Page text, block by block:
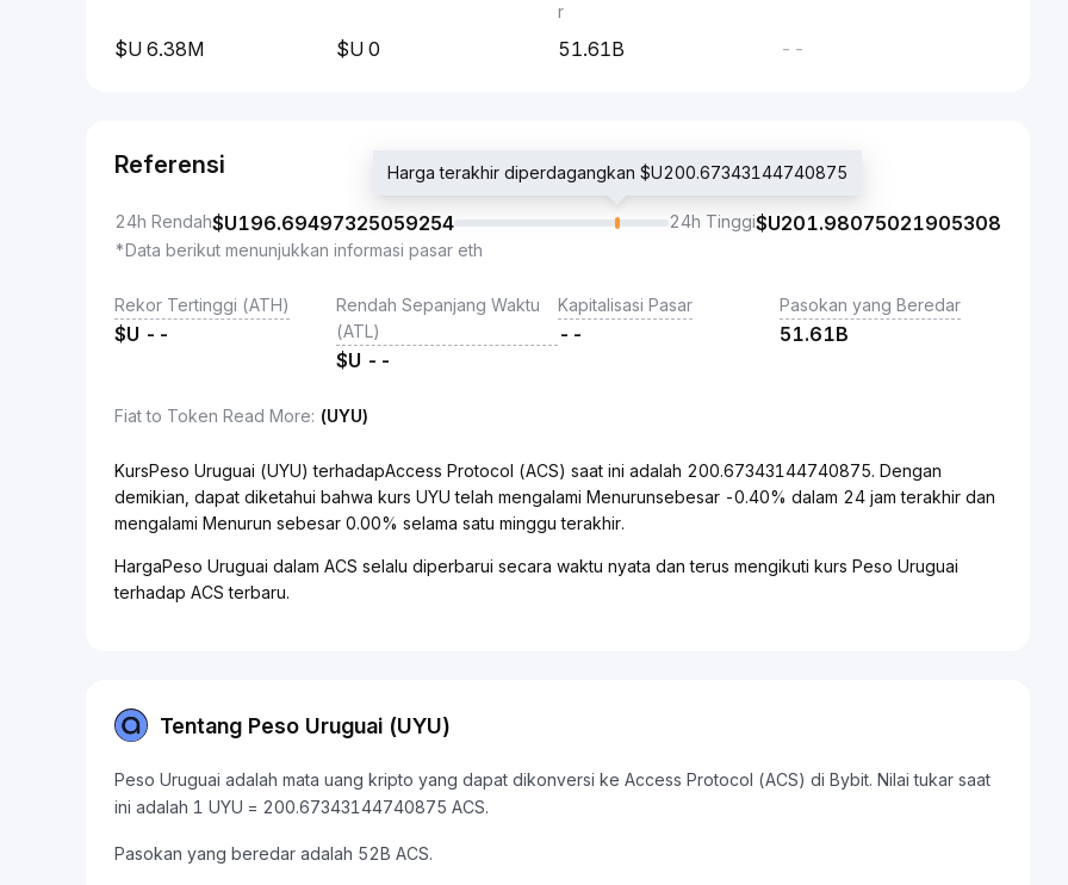
6.38M 0
r
51.61B --
Referensi
24h Rendah$U196.69497325059254
Harga terakhir diperdagangkan $U200.67343144740875
24h Tinggi$U201.98075021905308
*Data berikut menunjukkan informasi pasar eth
Rekor Tertinggi (ATH)
$U --
Rendah Sepanjang Waktu
(ATL)
$U --
Kapitalisasi Pasar
--
Pasokan yang Beredar
51.61B
Fiat to Token Read More: (UYU)
KursPeso Uruguai (UYU) terhadapAccess Protocol (ACS) saat ini adalah 200.67343144740875. Dengan
demikian, dapat diketahui bahwa kurs UYU telah mengalami Menurunsebesar -0.40% dalam 24 jam terakhir dan
mengalami Menurun sebesar 0.00% selama satu minggu terakhir.
HargaPeso Uruguai dalam ACS selalu diperbarui secara waktu nyata dan terus mengikuti kurs Peso Uruguai
terhadap ACS terbaru.
Tentang Peso Uruguai (UYU)
Peso Uruguai adalah mata uang kripto yang dapat dikonversi ke Access Protocol (ACS) di Bybit. Nilai tukar saat
ini adalah 1 UYU = 200.67343144740875 ACS.
Pasokan yang beredar adalah 52B ACS.